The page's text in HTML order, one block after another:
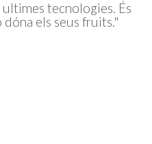
tecnologies. És
els seus fruits."